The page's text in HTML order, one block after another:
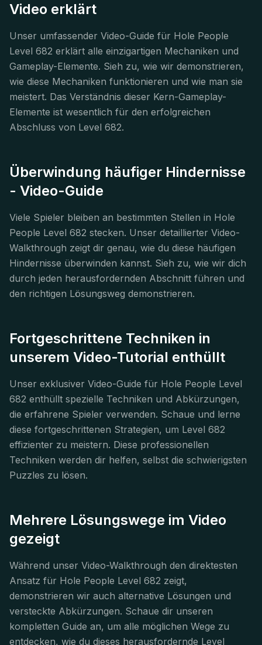
Video erklärt
Unser umfassender Video-Guide für Hole People
Level 682 erklärt alle einzigartigen Mechaniken und
Gameplay-Elemente. Sieh zu, wie wir demonstrieren,
wie diese Mechaniken funktionieren und wie man sie
meistert. Das Verständnis dieser Kern-Gameplay-
Elemente ist wesentlich für den erfolgreichen
Abschluss von Level 682.
Überwindung häufiger Hindernisse
- Video-Guide
Viele Spieler bleiben an bestimmten Stellen in Hole
People Level 682 stecken. Unser detaillierter Video-
Walkthrough zeigt dir genau, wie du diese häufigen
Hindernisse überwinden kannst. Sieh zu, wie wir dich
durch jeden herausfordernden Abschnitt führen und
den richtigen Lösungsweg demonstrieren.
Fortgeschrittene Techniken in
unserem Video-Tutorial enthüllt
Unser exklusiver Video-Guide für Hole People Level
682 enthüllt spezielle Techniken und Abkürzungen,
die erfahrene Spieler verwenden. Schaue und lerne
diese fortgeschrittenen Strategien, um Level 682
effizienter zu meistern. Diese professionellen
Techniken werden dir helfen, selbst die schwierigsten
Puzzles zu lösen.
Mehrere Lösungswege im Video
gezeigt
Während unser Video-Walkthrough den direktesten
Ansatz für Hole People Level 682 zeigt,
demonstrieren wir auch alternative Lösungen und
versteckte Abkürzungen. Schaue dir unseren
kompletten Guide an, um alle möglichen Wege zu
entdecken, wie du dieses herausfordernde Level